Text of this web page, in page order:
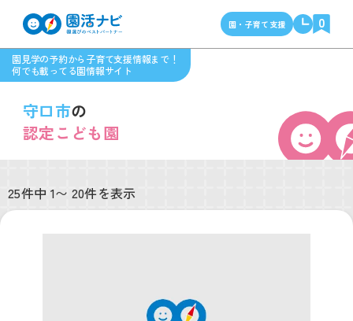
園見学の予約から子育て支援情報まで！
何でも載ってる園情報サイト
園・子育て支援 0
守口市の
認定こども園
25件中 1〜 20件を表示